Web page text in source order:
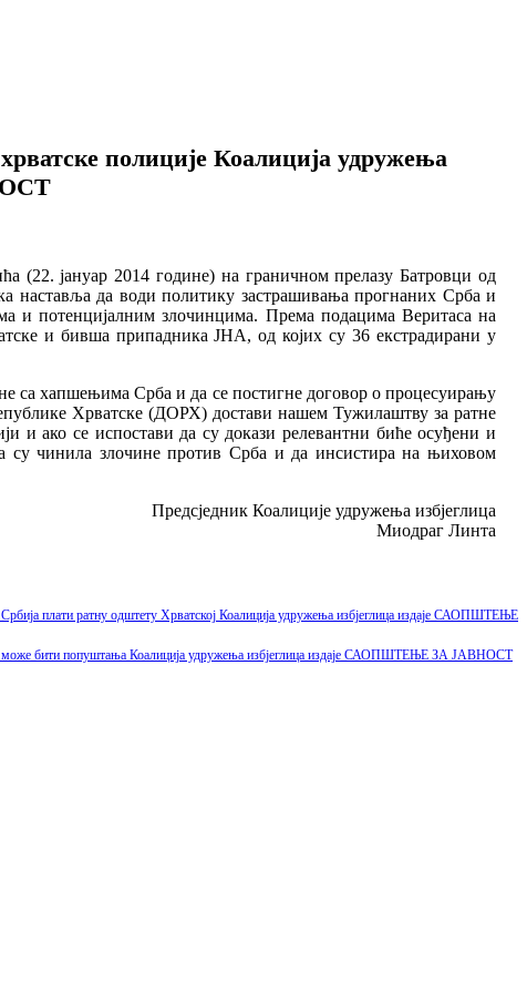
полиције Коалиција удружења
(22. јануар 2014 године) на граничном прелазу Батровци од
наставља да води политику застрашивања прогнаних Срба и
и потенцијалним злочинцима. Према подацима Веритаса на
и бивша припадника ЈНА, од којих су 36 екстрадирани у
са хапшењима Срба и да се постигне договор о процесуирању
Хрватске (ДОРХ) достави нашем Тужилаштву за ратне
и ако се испостави да су докази релевантни биће осуђени и
су чинила злочине против Срба и да инсистира на њиховом
Предсједник Коалиције удружења избјеглица
Миодраг Линта
плати ратну одштету Хрватској Коалиција удружења избјеглица издаје САОПШТЕЊЕ
не може бити попуштања Коалиција удружења избјеглица издаје САОПШТЕЊЕ ЗА ЈАВНОСТ